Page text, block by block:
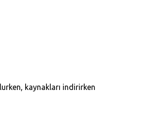
kaynakları indirirken